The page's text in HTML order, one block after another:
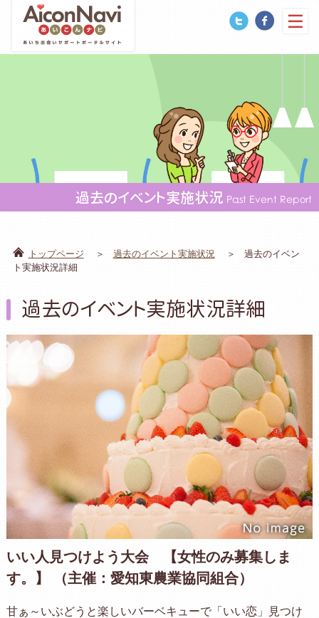
過去のイベント実施状況 Past Event Report
トップページ 過去のイベント実施状況
過去のイベン
ト実施状況詳細
過去のイベント実施状況詳細
いい人見つけよう大会 【女性のみ募集しま
す。】 （主催：愛知東農業協同組合）
甘ぁ～いぶどうと楽しいバーベキューで「いい恋」見つけ